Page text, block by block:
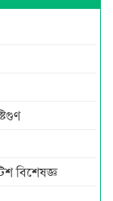
বিশেষজ্ঞ